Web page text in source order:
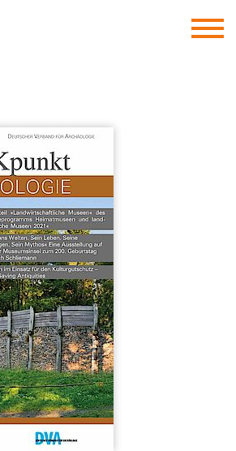
Verband für Archäologie